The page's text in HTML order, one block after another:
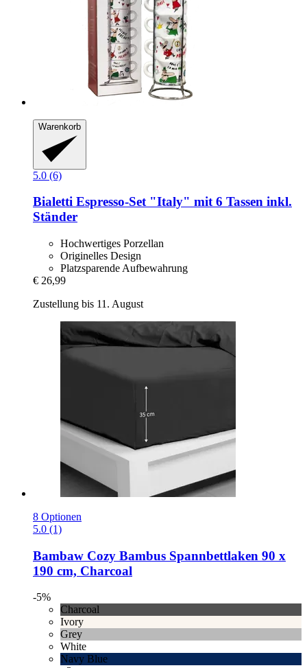
Warenkorb
5.0 (6)
Bialetti Espresso-​Set "Italy" mit 6 Tassen inkl.
Ständer
Hochwertiges Porzellan
Originelles Design
Platzsparende Aufbewahrung
€ 26,99
Zustellung bis 11. August
8 Optionen
5.0 (1)
Bambaw Cozy Bambus Spannbettlaken 90 x
190 cm, Charcoal
-5%
Charcoal
Ivory
Grey
White
Navy Blue